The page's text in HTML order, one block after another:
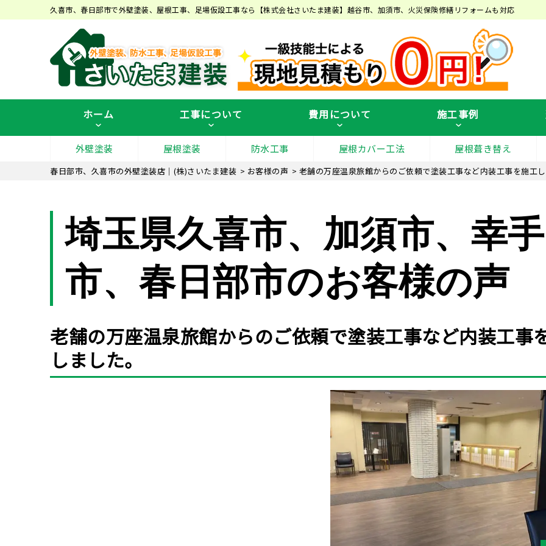
久喜市、春日部市で外壁塗装、屋根工事、足場仮設工事なら【株式会社さいたま建装】越谷市、加須市、火災保険修繕リフォームも対応
ホーム 工事について 費用について 施工事例
外壁塗装 屋根塗装 防水工事 屋根カバー工法 屋根葺き替え
春日部市、久喜市の外壁塗装店｜(株)さいたま建装 > お客様の声 > 老舗の万座温泉旅館からのご依頼で塗装工事など内装工事を施工
埼玉県久喜市、加須市、幸手
市、春日部市のお客様の声
老舗の万座温泉旅館からのご依頼で塗装工事など内装工事
しました。
Before